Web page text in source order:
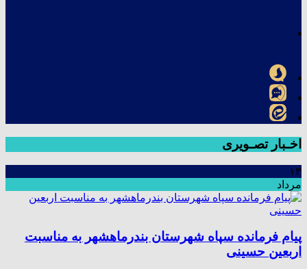
اخـبار تصـویری
۱۳
مرداد
پیام فرمانده سپاه شهرستان بندرماهشهر به مناسبت
اربعین حسینی